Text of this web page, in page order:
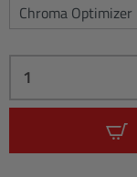
Chroma Optimizer